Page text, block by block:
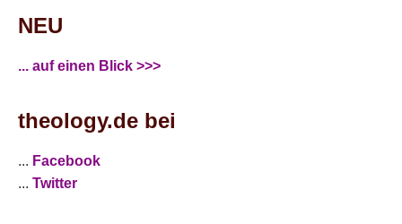
NEU
... auf einen Blick >>>
theology.de bei
... Facebook
... Twitter